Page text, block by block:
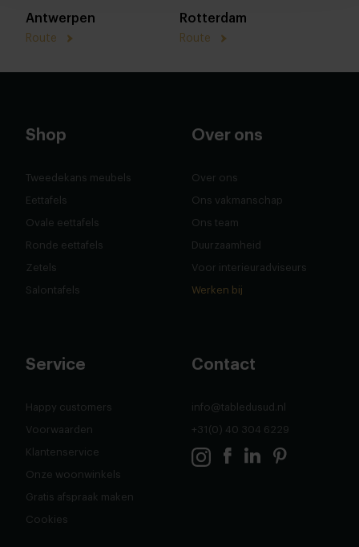
Antwerpen
Route
Rotterdam
Route
Shop
Tweedekans meubels
Eettafels
Ovale eettafels
Ronde eettafels
Zetels
Salontafels
Over ons
Over ons
Ons vakmanschap
Ons team
Duurzaamheid
Voor interieuradviseurs
Werken bij
Service
Happy customers
Voorwaarden
Klantenservice
Onze woonwinkels
Gratis afspraak maken
Cookies
Contact
info@tabledusud.nl
+31(0) 40 304 6229